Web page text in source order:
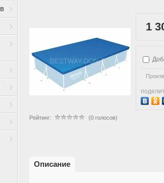
Рейтинг: (0 голосов)
1
Описание